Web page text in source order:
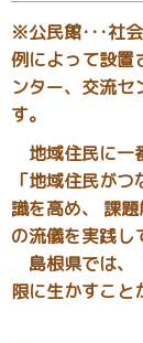
※公民館･･･社
例によって設置
ンター、交流セ
す。
地域住民に一
「地域住民が
識を高め、 課
の流儀を実践し
島根県では、
限に生かすこと